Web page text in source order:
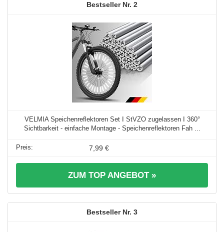
2
VELMIA Speichenreflektoren Set I StVZO zugelassen I 360°
Sichtbarkeit - einfache Montage - Speichenreflektoren Fah ...
7,99 €
ZUM TOP ANGEBOT »
3